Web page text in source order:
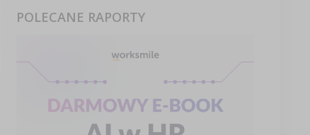
POLECANE RAPORTY